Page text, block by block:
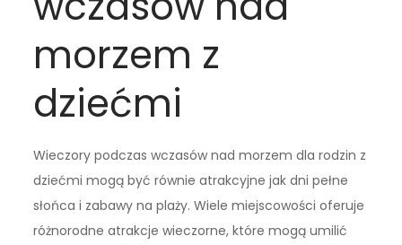
morzem z
dziećmi
Wieczory podczas wczasów nad morzem dla rodzin z
dziećmi mogą być równie atrakcyjne jak dni pełne
słońca i zabawy na plaży. Wiele miejscowości oferuje
różnorodne atrakcje wieczorne, które mogą umilić